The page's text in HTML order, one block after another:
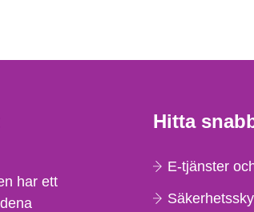
har ett
Hitta
E-tjänster